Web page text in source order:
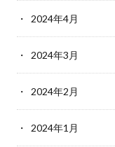
2024年4月
2024年3月
2024年2月
2024年1月